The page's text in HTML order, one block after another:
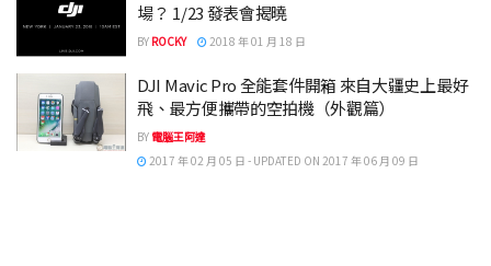
場？ 1/23 發表會揭曉
BY ROCKY 2018 年 01 月 18 日
DJI Mavic Pro 全能套件開箱 來自大疆史上最好
飛、最方便攜帶的空拍機（外觀篇）
BY 電腦王阿達
2017 年 02 月 05 日 - UPDATED ON 2017 年 06 月 09 日